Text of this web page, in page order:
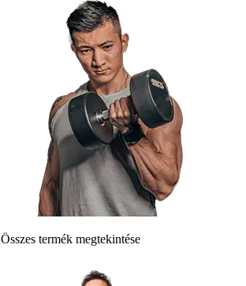
Összes termék megtekintése